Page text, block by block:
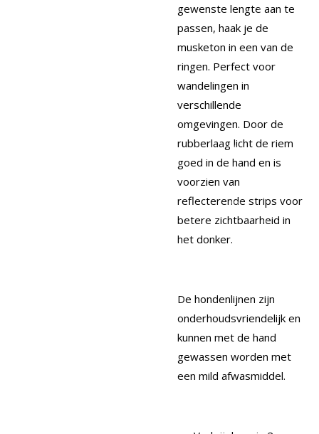
gewenste lengte aan te
passen, haak je de
musketon in een van de
ringen. Perfect voor
wandelingen in
verschillende
omgevingen. Door de
rubberlaag licht de riem
goed in de hand en is
voorzien van
reflecterende strips voor
betere zichtbaarheid in
het donker.
De hondenlijnen zijn
onderhoudsvriendelijk en
kunnen met de hand
gewassen worden met
een mild afwasmiddel.